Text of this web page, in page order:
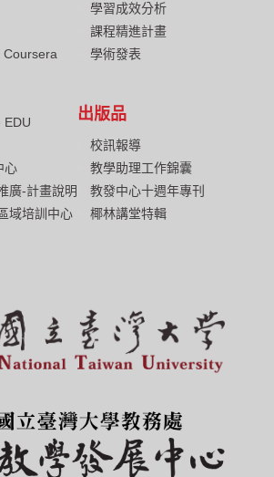
Coursera
EDU
心
廣-計畫說明
域培訓中心
學習成效分析
課程精進計畫
學術發表
出版品
校訊報導
教學助理工作錦囊
教發中心十週年專刊
椰林講堂特輯